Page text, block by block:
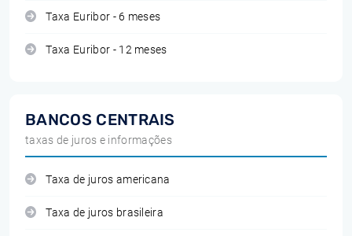
Taxa Euribor - 6 meses
Taxa Euribor - 12 meses
BANCOS CENTRAIS
taxas de juros e informações
Taxa de juros americana
Taxa de juros brasileira